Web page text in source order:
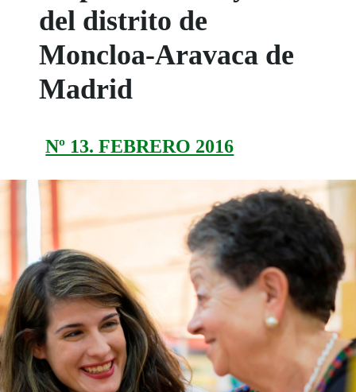
del distrito de
Moncloa-Aravaca de
Madrid
Nº 13. FEBRERO 2016